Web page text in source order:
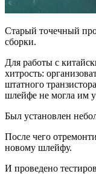
Старый точечный
сборки.
Для работы с
хитрость:
штатного
шлейфе не могла им
Был установлен
После чего
новому шлейфу.
И проведено